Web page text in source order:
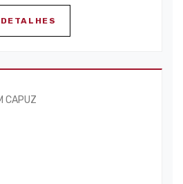
DETALHES